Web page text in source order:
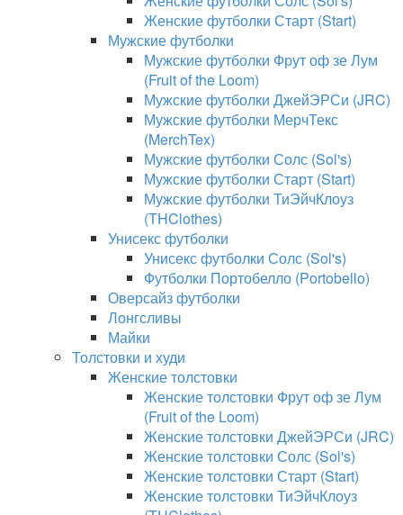
Женские футболки Старт (Start)
Мужские футболки
Мужские футболки Фрут оф зе Лум
(Fruit of the Loom)
Мужские футболки ДжейЭРСи (JRC)
Мужские футболки МерчТекс
(MerchTex)
Мужские футболки Солс (Sol's)
Мужские футболки Старт (Start)
Мужские футболки ТиЭйчКлоуз
(THClothes)
Унисекс футболки
Унисекс футболки Солс (Sol's)
Футболки Портобелло (Portobello)
Оверсайз футболки
Лонгсливы
Майки
Толстовки и худи
Женские толстовки
Женские толстовки Фрут оф зе Лум
(Fruit of the Loom)
Женские толстовки ДжейЭРСи (JRC)
Женские толстовки Солс (Sol's)
Женские толстовки Старт (Start)
Женские толстовки ТиЭйчКлоуз